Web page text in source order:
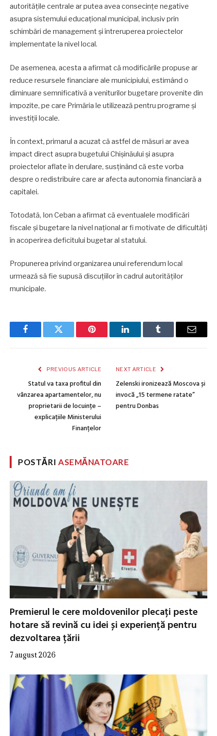
autoritățile centrale ar putea avea consecințe negative
asupra sistemului educațional municipal, inclusiv prin
schimbări de management și întreruperea proiectelor
implementate la nivel local.
De asemenea, acesta a afirmat că modificările propuse ar
reduce resursele financiare ale municipiului, estimând o
diminuare semnificativă a veniturilor bugetare provenite din
impozite, pe care Primăria le utilizează pentru programe și
investiții locale.
În context, primarul a acuzat că astfel de măsuri ar avea
impact direct asupra bugetului Chișinăului și asupra
proiectelor aflate în derulare, susținând că este vorba
despre o redistribuire care ar afecta autonomia financiară a
capitalei.
Totodată, Ion Ceban a afirmat că eventualele modificări
fiscale și bugetare la nivel național ar fi motivate de dificultăți
în acoperirea deficitului bugetar al statului.
Propunerea privind organizarea unui referendum local
urmează să fie supusă discuțiilor în cadrul autorităților
municipale.
FacebookTwitter Pinterest LinkedInTumblr Email
PREVIOUS ARTICLE
Statul va taxa profitul din
vânzarea apartamentelor, nu
proprietarii de locuințe –
explicațiile Ministerului
Finanțelor
NEXT ARTICLE
Zelenski ironizează Moscova și
invocă „15 termene ratate”
pentru Donbas
POSTĂRIASEMĂNATOARE
Premierul le cere moldovenilor plecați peste
hotare să revină cu idei și experiență pentru
dezvoltarea țării
7 august 2026